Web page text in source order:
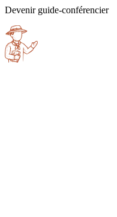
Devenir guide-conférencier